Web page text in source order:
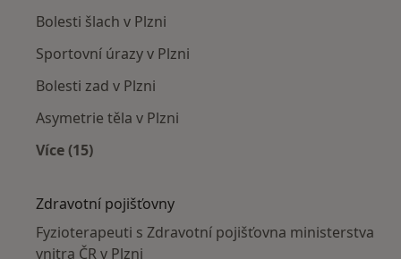
Bolesti šlach v Plzni
Sportovní úrazy v Plzni
Bolesti zad v Plzni
Asymetrie těla v Plzni
Více (15)
Zdravotní pojišťovny
Fyzioterapeuti s Zdravotní pojišťovna ministerstva
vnitra ČR v Plzni